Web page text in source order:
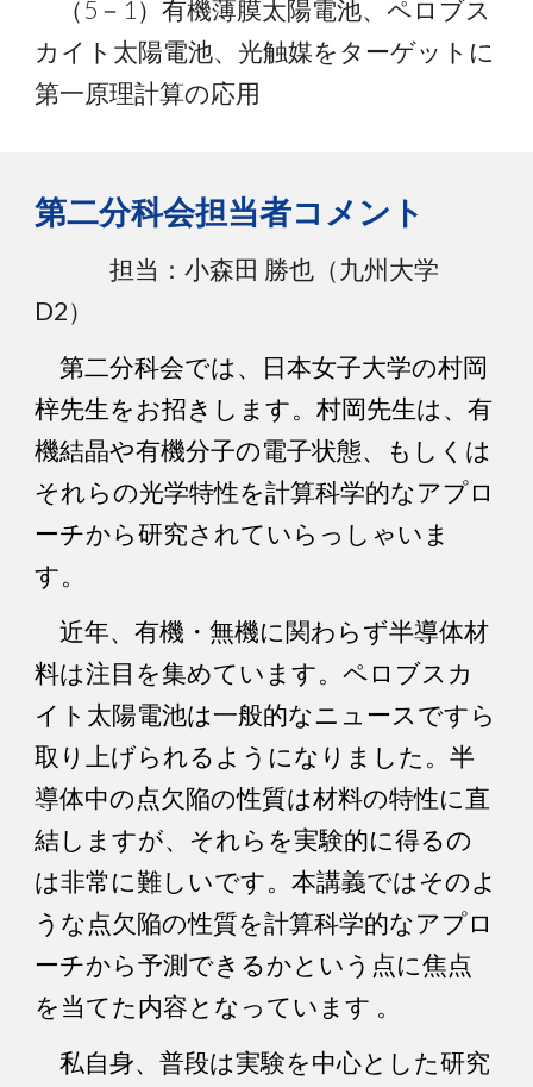
（5－1）有機薄膜太陽電池、ペロブス
カイト太陽電池、光触媒をターゲットに
第一原理計算の応用
第二分科会担当者コメント
担当：小森田 勝也（九州大学
D2）
第二分科会では、日本女子大学の村岡
梓先生をお招きします。村岡先生は、有
機結晶や有機分子の電子状態、もしくは
それらの光学特性を計算科学的なアプロ
ーチから研究されていらっしゃいま
す。
近年、有機・無機に関わらず半導体材
料は注目を集めています。ペロブスカ
イト太陽電池は一般的なニュースですら
取り上げられるようになりました。半
導体中の点欠陥の性質は材料の特性に直
結しますが、それらを実験的に得るの
は非常に難しいです。本講義ではそのよ
うな点欠陥の性質を計算科学的なアプロ
ーチから予測できるかという点に焦点
を当てた内容となっています 。
私自身、普段は実験を中心とした研究